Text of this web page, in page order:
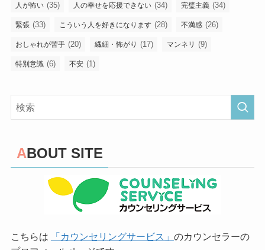
人が怖い (35) 人の幸せを応援できない (34) 完璧主義 (34)
緊張 (33) こういう人を好きになります (28) 不満感 (26)
おしゃれが苦手 (20) 繊細・怖がり (17) マンネリ (9)
特別意識 (6) 不安 (1)
ABOUT SITE
こちらは 「カウンセリングサービス」 のカウンセラーの